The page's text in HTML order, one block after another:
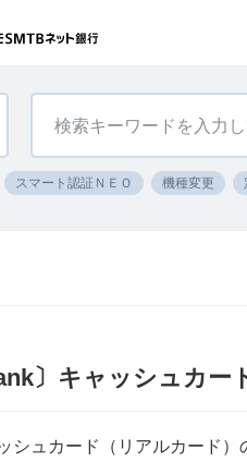
スマート認証ＮＥＯ 機種変更
〕キャッシュカ
シュカード（リアルカード）